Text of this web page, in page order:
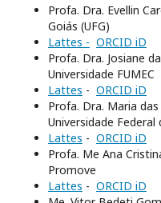
Profa. Dra. Evellin
Goiás (UFG)
Lattes - ORCID iD
Profa. Dra. Josiane
Universidade FUMEC
Lattes - ORCID iD
Profa. Dra. Maria
Universidade
Lattes - ORCID iD
Profa. Me Ana
Promove
Lattes - ORCID iD